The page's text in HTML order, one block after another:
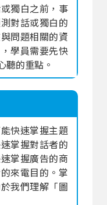
獨白之前，事
對話或獨白的
問題相關的資
學員需要先快
聽的重點。
快速掌握主題
掌握對話者的
掌握廣告的商
來電目的。掌
我們理解「圖